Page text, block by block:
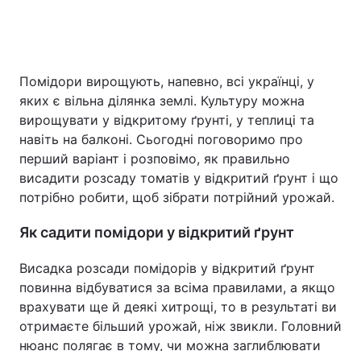
Помідори вирощують, напевно, всі українці, у
яких є вільна ділянка землі. Культуру можна
вирощувати у відкритому ґрунті, у теплиці та
навіть на балконі. Сьогодні поговоримо про
перший варіант і розповімо, як правильно
висадити розсаду томатів у відкритий ґрунт і що
потрібно робити, щоб зібрати потрійний урожай.
Як садити помідори у відкритий ґрунт
Висадка розсади помідорів у відкритий ґрунт
повинна відбуватися за всіма правилами, а якщо
врахувати ще й деякі хитрощі, то в результаті ви
отримаєте більший урожай, ніж звикли. Головний
нюанс полягає в тому, чи можна заглиблювати